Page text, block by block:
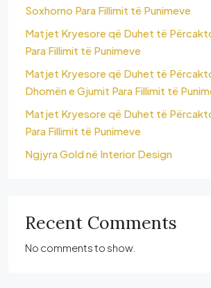
Soxhorno Para Fillimit të Punimeve
Matjet Kryesore që Duhet të
Para Fillimit të Punimeve
Matjet Kryesore që Duhet të
Dhomën e Gjumit Para Fillimit të
Matjet Kryesore që Duhet të
Para Fillimit të Punimeve
Ngjyra Gold në Interior Design
Recent Comments
No comments to show.